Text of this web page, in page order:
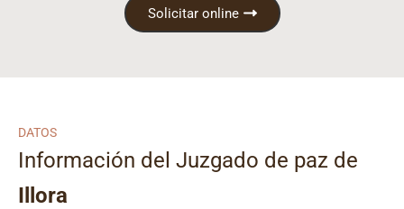
Solicitar online
DATOS
Información del Juzgado de paz de
Illora